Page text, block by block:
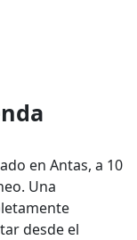
en Antas, a 10
Una
desde el